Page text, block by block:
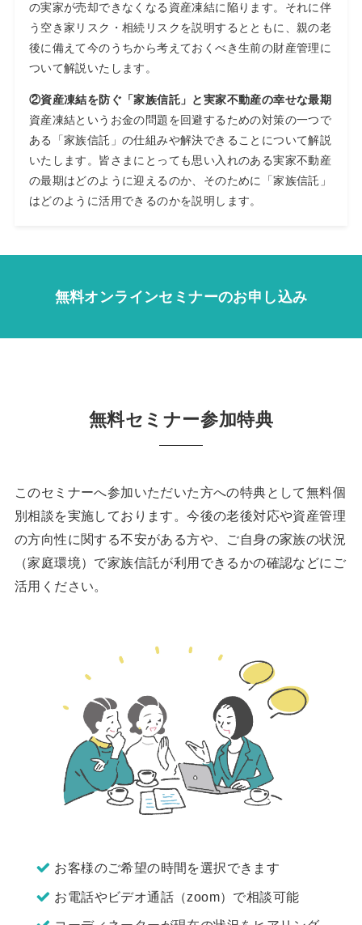
の実家が売却できなくなる資産凍結に陥ります。それに伴
う空き家リスク・相続リスクを説明するとともに、親の老
後に備えて今のうちから考えておくべき生前の財産管理に
ついて解説いたします。
②資産凍結を防ぐ「家族信託」と実家不動産の幸せな最期
資産凍結というお金の問題を回避するための対策の一つで
ある「家族信託」の仕組みや解決できることについて解説
いたします。皆さまにとっても思い入れのある実家不動産
の最期はどのように迎えるのか、そのために「家族信託」
はどのように活用できるのかを説明します。
無料オンラインセミナーのお申し込み
無料セミナー参加特典
このセミナーへ参加いただいた方への特典として無料個
別相談を実施しております。今後の老後対応や資産管理
の方向性に関する不安がある方や、ご自身の家族の状況
（家庭環境）で家族信託が利用できるかの確認などにご
活用ください。
お客様のご希望の時間を選択できます
お電話やビデオ通話（zoom）で相談可能